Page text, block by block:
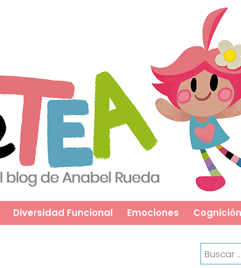
Diversidad Funcional Emociones Cognición